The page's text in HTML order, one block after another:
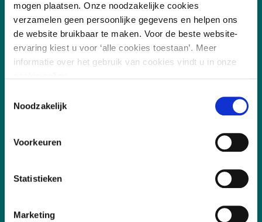
mogen plaatsen. Onze noodzakelijke cookies
verzamelen geen persoonlijke gegevens en helpen ons
de website bruikbaar te maken. Voor de beste website-
ervaring kiest u voor ‘alle cookies toestaan’. Meer
informatie over het gebruik van cookies vindt u in onze
Noodzakelijk
Voorkeuren
Statistieken
Marketing
Leefomgeving
Digitalisering
Duurzaamheid
Governance